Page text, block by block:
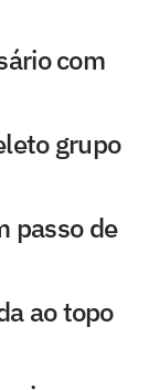
com
grupo
passo de
ao topo